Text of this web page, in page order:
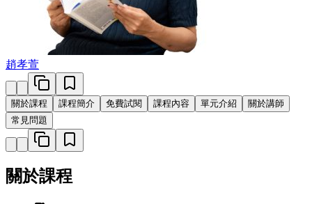
趙孝萱
關於課程 課程簡介 免費試閱 課程內容 單元介紹
關於講師
常見問題
關於課程